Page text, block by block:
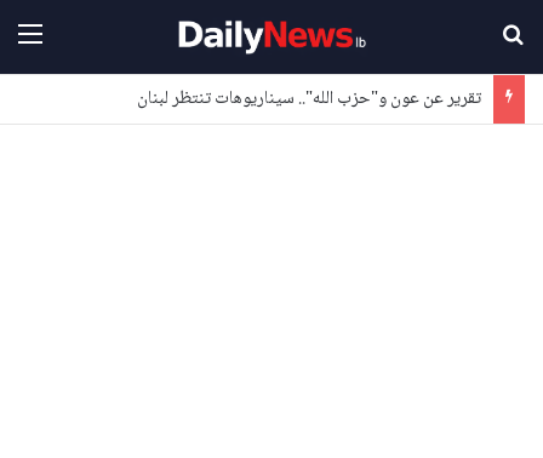
تقرير عن عون و"حزب الله".. سيناريوهات تنتظر لبنان